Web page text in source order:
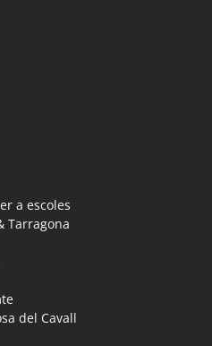
Alàs i Cerc
Cerc
Albagés
Albatàrrec
Albesa
a escoles
Tarragona
del Cavall